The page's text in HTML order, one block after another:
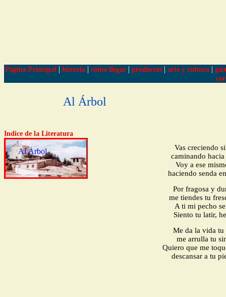
Página Principal | historia | cómo llegar | productos | arte y cultura |
Al Árbol
Indice de la Literatura
Vas creciendo
caminando
Voy a ese
haciendo senda
Por fragosa y
me tiendes tu
A ti mi pecho
Siento tu latir,
Me da la vida tu
me arrulla tu
Quiero que me
descansar a tu
Al Árbol